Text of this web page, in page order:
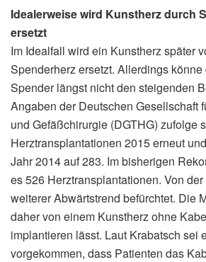
Idealerweise wird Kunstherz durch
ersetzt
Im Idealfall wird ein Kunstherz später
Spenderherz ersetzt. Allerdings
Spender längst nicht den steigenden
Angaben der Deutschen Gesellschaft
und Gefäßchirurgie (DGTHG) zufolge
Herztransplantationen 2015 erneut
Jahr 2014 auf 283. Im bisherigen
es 526 Herztransplantationen. Von
weiterer Abwärtstrend befürchtet. Die
daher von einem Kunstherz ohne
implantieren lässt. Laut Krabatsch sei
vorgekommen, dass Patienten das